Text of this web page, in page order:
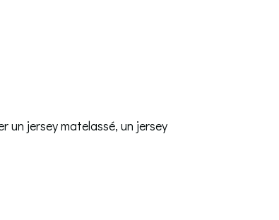
un jersey matelassé, un jersey